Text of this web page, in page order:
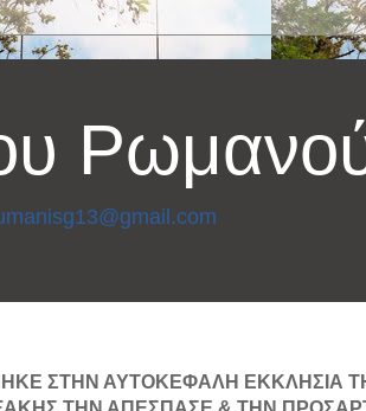
ΣΤΗΝ ΑΥΤΟΚΕΦΑΛΗ ΕΚΚΛΗΣΙΑ